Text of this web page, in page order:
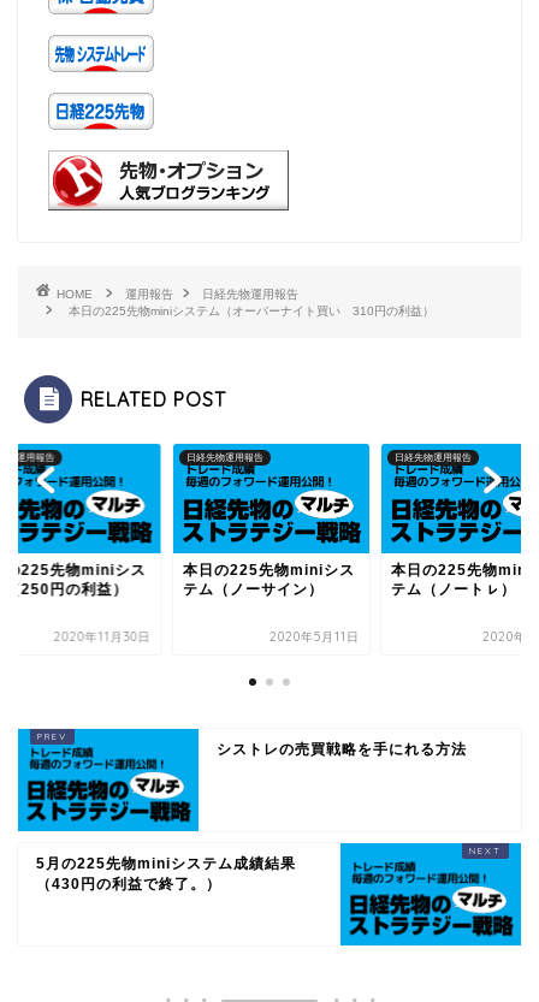
HOME 運用報告
日経先物運用報告
本日の225先物miniシステム（オーバーナイト買い 310円の利益）
RELATED POST
物運用報告
の225先物miniシス
（250円の利益）
2020年11月30日
日経先物運用報告
本日の225先物miniシス
テム（ノーサイン）
2020年5月11日
日経先物運用報告
本日の225先物mini
テム（ノートㇾ）
2020年9
シストレの売買戦略を手にれる方法
5月の225先物miniシステム成績結果
（430円の利益で終了。）